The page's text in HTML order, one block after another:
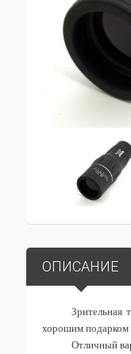
ОПИСАНИЕ
Зрительная
хорошим подарком
Отличный